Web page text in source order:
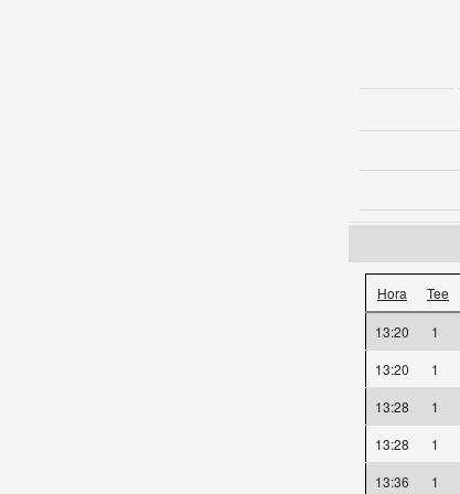
Hora Tee
13:20 1
13:20
1
13:28
1
13:28
1
13:36
1